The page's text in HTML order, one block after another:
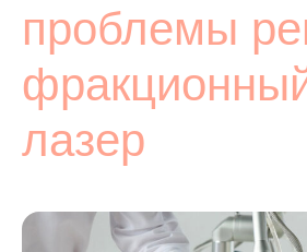
проблемы
лазер